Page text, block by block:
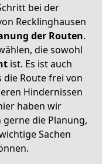
bei der
Recklinghausen
der Routen.
die sowohl
ist. Es ist auch
die Route frei von
Hindernissen
haben wir
die Planung,
Sachen